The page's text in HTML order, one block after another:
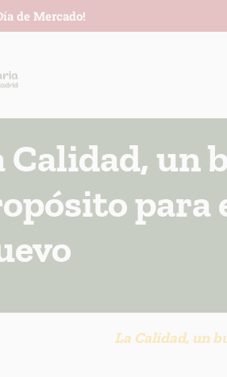
de Mercado!
Calidad, un
para
La Calidad, un